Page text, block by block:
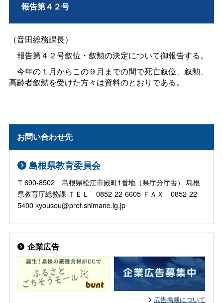
報告第４２号
（音田総務課長）
報告第４２号叙位・叙勲の決定について御報告する。
今年の１月からこの９月までの間で死亡叙位、叙勲、
高齢者叙勲を受けた方々は資料のとおりである。
お問い合わせ先
島根県教育委員会
〒690-8502 島根県松江市殿町1番地（県庁分庁舎） 島根
県教育庁総務課 ＴＥＬ 0852-22-6605 ＦＡＸ 0852-22-
5400 kyousou@pref.shimane.lg.jp
企業広告
広告掲載について